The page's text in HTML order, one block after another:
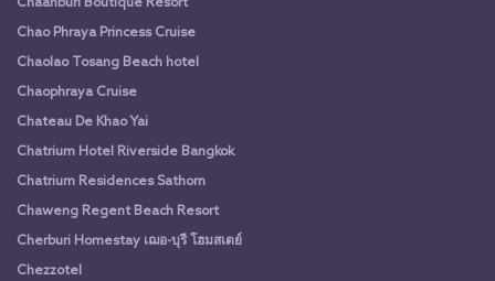
Chaanburi Boutique Resort
Chao Phraya Princess Cruise
Chaolao Tosang Beach hotel
Chaophraya Cruise
Chateau De Khao Yai
Chatrium Hotel Riverside Bangkok
Chatrium Residences Sathorn
Chaweng Regent Beach Resort
Cherburi Homestay เฌอ-บุรี โฮมสเตย์
Chezzotel